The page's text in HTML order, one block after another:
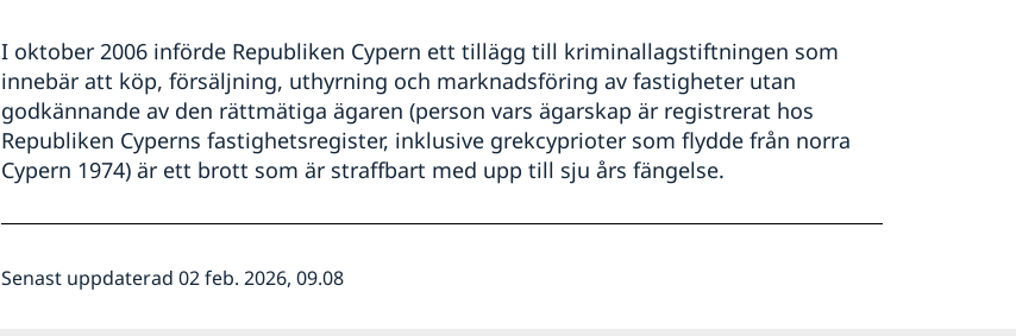
I oktober 2006 införde Republiken Cypern ett tillägg till kriminallagstiftningen som
innebär att köp, försäljning, uthyrning och marknadsföring av fastigheter utan
godkännande av den rättmätiga ägaren (person vars ägarskap är registrerat hos
Republiken Cyperns fastighetsregister, inklusive grekcyprioter som flydde från norra
Cypern 1974) är ett brott som är straffbart med upp till sju års fängelse.
Senast uppdaterad 02 feb. 2026, 09.08